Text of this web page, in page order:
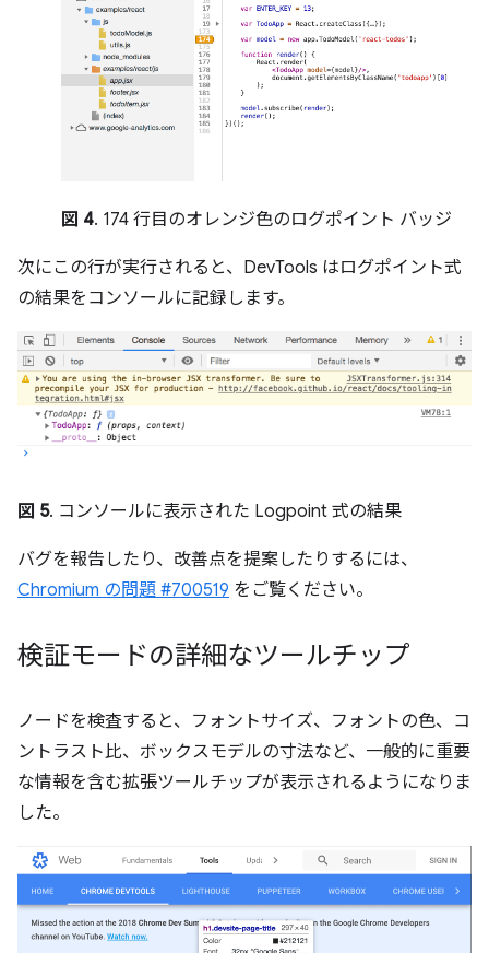
図 4. 174 行目のオレンジ色のログポイント バッジ
次にこの行が実行されると、DevTools はログポイント式
の結果をコンソールに記録します。
図 5. コンソールに表示された Logpoint 式の結果
バグを報告したり、改善点を提案したりするには、
Chromium の問題 #700519 をご覧ください。
検証モードの詳細なツールチップ
ノードを検査すると、フォントサイズ、フォントの色、コ
ントラスト比、ボックスモデルの寸法など、一般的に重要
な情報を含む拡張ツールチップが表示されるようになりま
した。